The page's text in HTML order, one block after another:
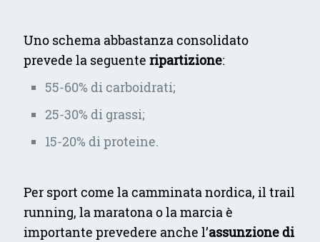
Uno schema abbastanza consolidato
prevede la seguente ripartizione:
55-60% di carboidrati;
25-30% di grassi;
15-20% di proteine.
Per sport come la camminata nordica, il trail
running, la maratona o la marcia è
importante prevedere anche l’assunzione di